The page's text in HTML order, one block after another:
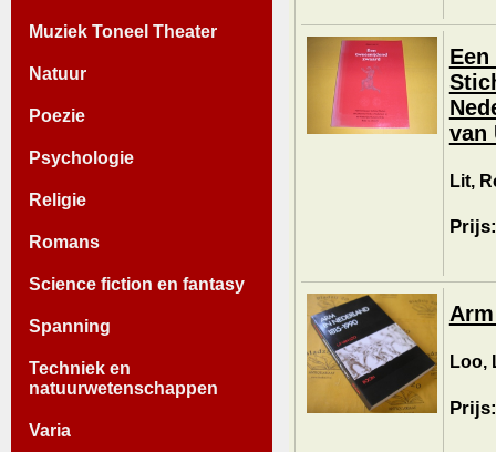
Muziek Toneel Theater
Natuur
Poezie
Psychologie
Religie
Romans
Science fiction en fantasy
Spanning
Techniek en
natuurwetenschappen
Varia
van
Lit,
Loo,